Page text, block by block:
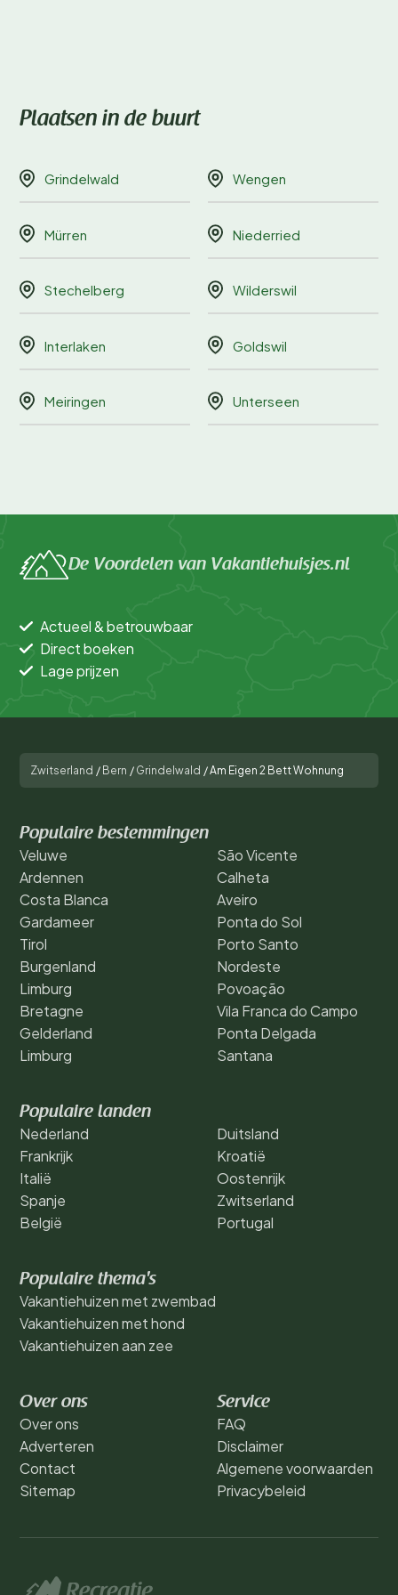
Plaatsen in de buurt
Grindelwald Wengen
Mürren Niederried
Stechelberg Wilderswil
Interlaken Goldswil
Meiringen Unterseen
De Voordelen van Vakantiehuisjes.nl
Actueel & betrouwbaar
Direct boeken
Lage prijzen
Zwitserland / Bern / Grindelwald /Am Eigen 2 Bett Wohnung
Populaire bestemmingen
Veluwe
Ardennen
Costa Blanca
Gardameer
Tirol
Burgenland
Limburg
Bretagne
Gelderland
Limburg
São Vicente
Calheta
Aveiro
Ponta do Sol
Porto Santo
Nordeste
Povoação
Vila Franca do Campo
Ponta Delgada
Santana
Populaire landen
Nederland
Frankrijk
Italië
Spanje
België
Duitsland
Kroatië
Oostenrijk
Zwitserland
Portugal
Populaire thema's
Vakantiehuizen met zwembad
Vakantiehuizen met hond
Vakantiehuizen aan zee
Over ons
Over ons
Adverteren
Contact
Sitemap
Service
FAQ
Disclaimer
Algemene voorwaarden
Privacybeleid